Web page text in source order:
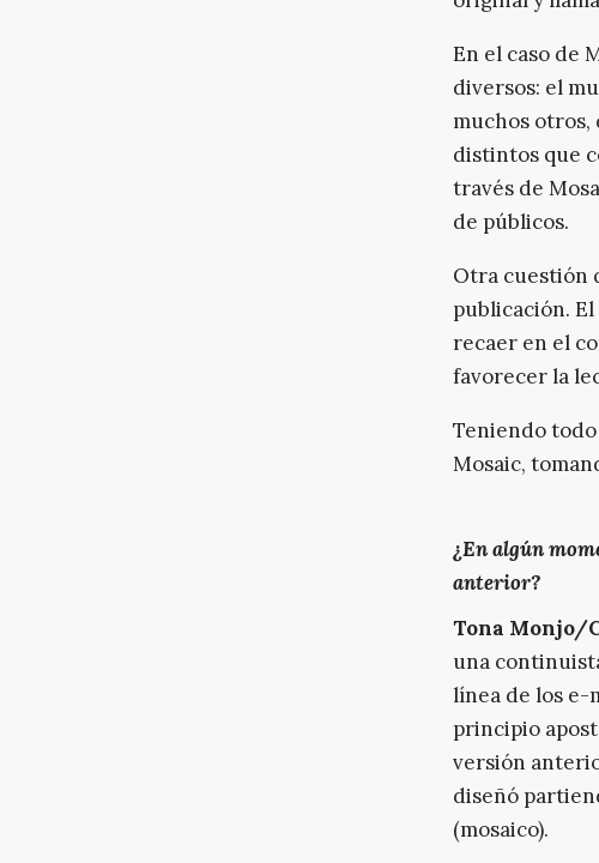
En el caso de
diversos: el
muchos
distintos que
través de
de públicos.
Otra cuestión
publicación.
recaer en el
favorecer la
Teniendo
Mosaic,
¿En algún
anterior?
Tona Monjo/
una
línea de los e-
principio
versión
diseñó
(mosaico).